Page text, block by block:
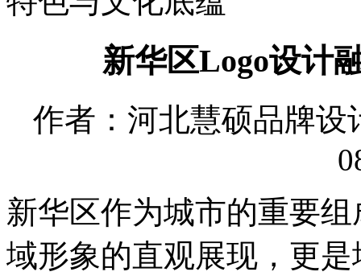
新华区Logo设计
作者：河北慧硕品牌设
新华区作为城市的重要
域形象的直观展现，更